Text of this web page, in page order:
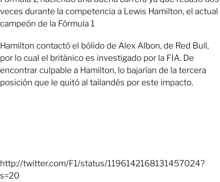
veces durante la competencia a Lewis Hamilton, el actual
campeón de la Fórmula 1
Hamilton contactó el bólido de Alex Albon, de Red Bull,
por lo cual el británico es investigado por la FIA. De
encontrar culpable a Hamilton, lo bajarían de la tercera
posición que le quitó al tailandés por este impacto.
http://twitter.com/F1/status/1196142168131457024?
s=20